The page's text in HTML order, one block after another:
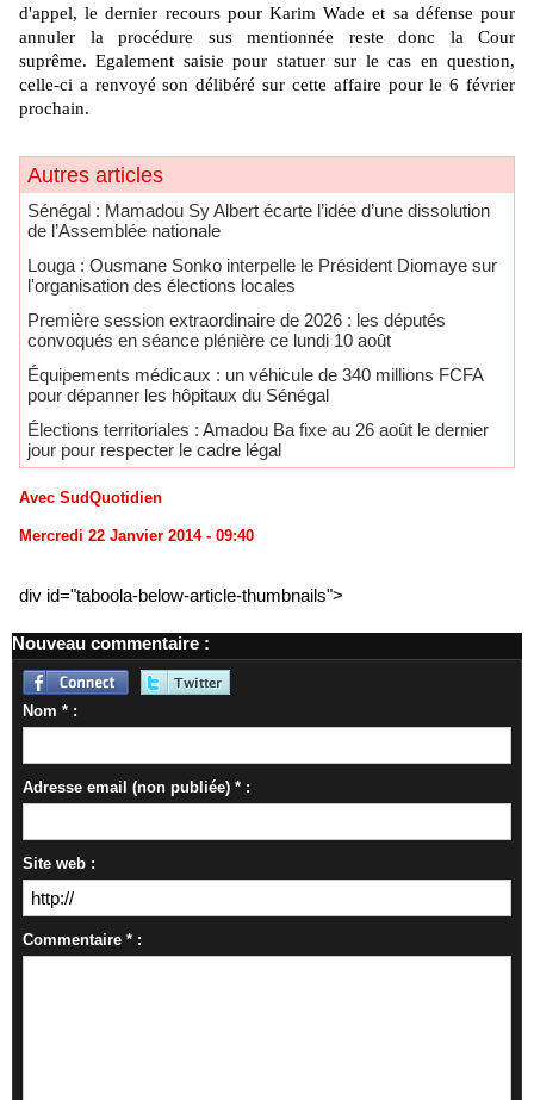
d'appel, le dernier recours pour Karim Wade et sa défense pour
annuler la procédure sus mentionnée reste donc la Cour
suprême. Egalement saisie pour statuer sur le cas en question,
celle-ci a renvoyé son délibéré sur cette affaire pour le 6 février
prochain.
Autres articles
Sénégal : Mamadou Sy Albert écarte l’idée d’une dissolution
de l’Assemblée nationale
Louga : Ousmane Sonko interpelle le Président Diomaye sur
l'organisation des élections locales
Première session extraordinaire de 2026 : les députés
convoqués en séance plénière ce lundi 10 août
Équipements médicaux : un véhicule de 340 millions FCFA
pour dépanner les hôpitaux du Sénégal
Élections territoriales : Amadou Ba fixe au 26 août le dernier
jour pour respecter le cadre légal
Avec SudQuotidien
Mercredi 22 Janvier 2014 - 09:40
div id="taboola-below-article-thumbnails">
Nouveau commentaire :
Nom * :
Adresse email (non publiée) * :
Site web :
Commentaire * :